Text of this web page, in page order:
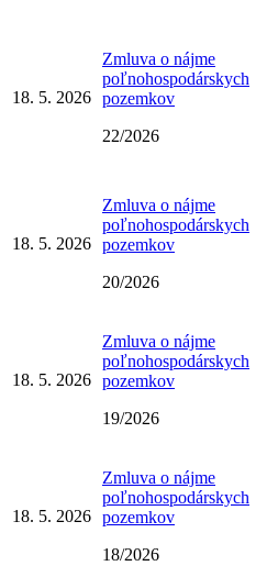
18. 5. 2026
Zmluva o nájme
poľnohospodárskych
pozemkov
22/2026
18. 5. 2026
Zmluva o nájme
poľnohospodárskych
pozemkov
20/2026
18. 5. 2026
Zmluva o nájme
poľnohospodárskych
pozemkov
19/2026
18. 5. 2026
Zmluva o nájme
poľnohospodárskych
pozemkov
18/2026